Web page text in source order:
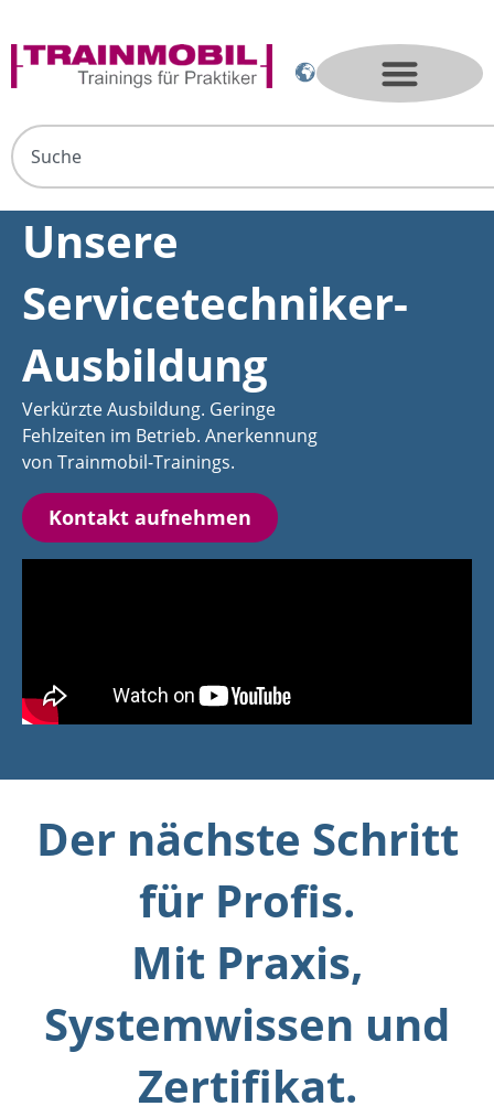
Unsere
Servicetechniker-
Ausbildung
Verkürzte Ausbildung. Geringe
Fehlzeiten im Betrieb. Anerkennung
von Trainmobil-Trainings.
Kontakt aufnehmen
Der nächste Schritt
für Profis.
Mit Praxis,
Systemwissen und
Zertifikat.